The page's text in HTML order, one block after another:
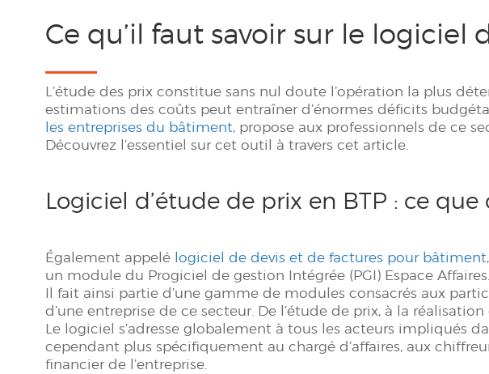
Ce qu’il faut savoir sur le logiciel
L’étude des prix constitue sans nul doute l’opération la plus
estimations des coûts peut entraîner d’énormes déficits
les entreprises du bâtiment, propose aux professionnels de ce
Découvrez l’essentiel sur cet outil à travers cet article.
Logiciel d’étude de prix en BTP : ce que
Également appelé logiciel de devis et de factures pour bâtiment
un module du Progiciel de gestion Intégrée (PGI) Espace Affaires.
Il fait ainsi partie d’une gamme de modules consacrés aux
d’une entreprise de ce secteur. De l’étude de prix, à la
Le logiciel s’adresse globalement à tous les acteurs impliqués
cependant plus spécifiquement au chargé d’affaires, aux
financier de l’entreprise.